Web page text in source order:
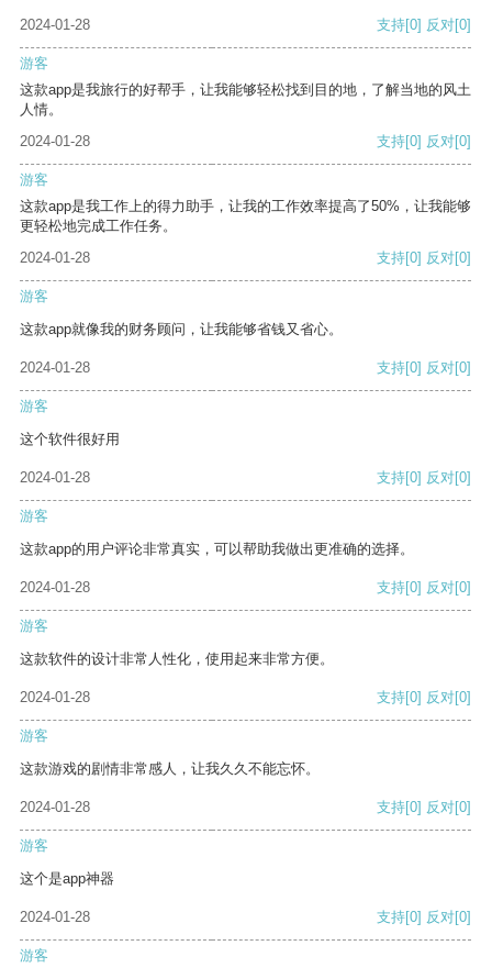
2024-01-28 支持[0] 反对[0]
游客
这款app是我旅行的好帮手，让我能够轻松找到目的地，了解当地的风土
人情。
2024-01-28
支持[0] 反对[0]
游客
这款app是我工作上的得力助手，让我的工作效率提高了50%，让我能够
更轻松地完成工作任务。
2024-01-28
支持[0] 反对[0]
游客
这款app就像我的财务顾问，让我能够省钱又省心。
2024-01-28 支持[0] 反对[0]
游客
这个软件很好用
2024-01-28 支持[0] 反对[0]
游客
这款app的用户评论非常真实，可以帮助我做出更准确的选择。
2024-01-28 支持[0] 反对[0]
游客
这款软件的设计非常人性化，使用起来非常方便。
2024-01-28 支持[0] 反对[0]
游客
这款游戏的剧情非常感人，让我久久不能忘怀。
2024-01-28 支持[0] 反对[0]
游客
这个是app神器
2024-01-28 支持[0] 反对[0]
游客